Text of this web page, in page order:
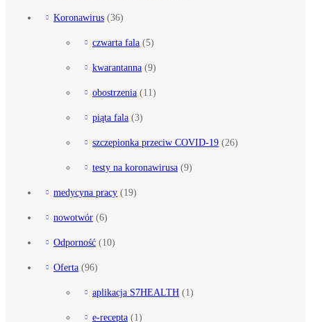
Koronawirus (36)
czwarta fala (5)
kwarantanna (9)
obostrzenia (11)
piąta fala (3)
szczepionka przeciw COVID-19 (26)
testy na koronawirusa (9)
medycyna pracy (19)
nowotwór (6)
Odporność (10)
Oferta (96)
aplikacja S7HEALTH (1)
e-recepta (1)